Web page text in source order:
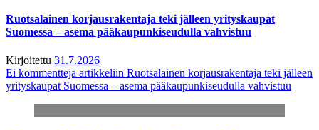
Ruotsalainen korjausrakentaja teki jälleen yrityskaupat
Suomessa – asema pääkaupunkiseudulla vahvistuu
Kirjoitettu 31.7.2026
Ei kommentteja artikkeliin Ruotsalainen korjausrakentaja teki jälleen
yrityskaupat Suomessa – asema pääkaupunkiseudulla vahvistuu